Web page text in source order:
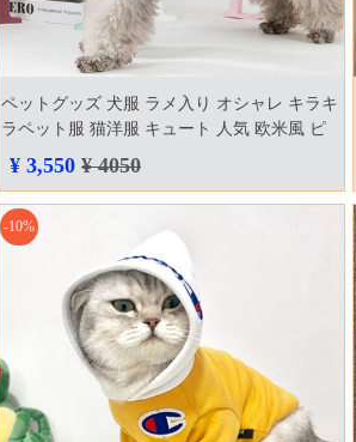
ペットグッズ 犬服 ラメ入り オシャレ キラキ
ラペット服 猫洋服 キュート 人気 欧米風 ピ
カピカ ピンク シルバーグレー xs xxl ドッグ
ウェア
¥ 3,550 ¥ 4050
-10%